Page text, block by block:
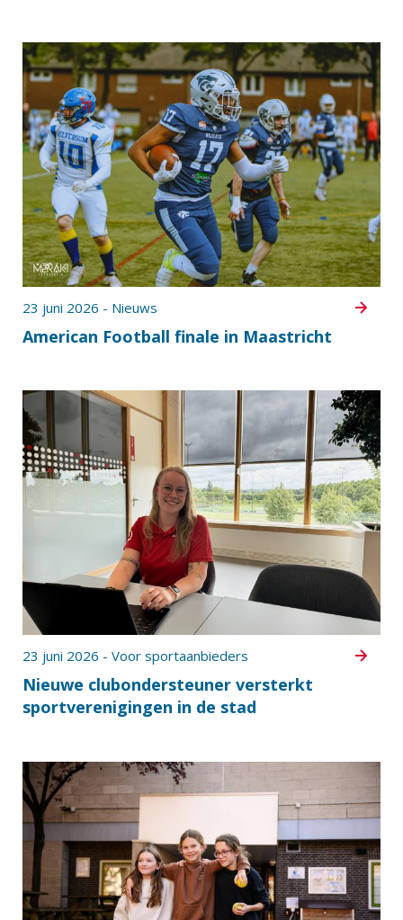
American Football finale in Maastricht
23 juni 2026 - Nieuws
Nieuwe clubondersteuner versterkt
sportverenigingen in de stad
23 juni 2026 - Voor sportaanbieders